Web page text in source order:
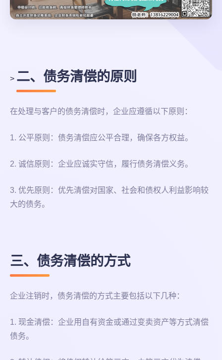
> 二、债务清偿的原则
在处理与客户的债务清偿时，企业应遵循以下原则：
1. 公平原则：债务清偿应公平合理，确保各方权益。
2. 诚信原则：企业应诚实守信，履行债务清偿义务。
3. 优先原则：优先清偿对国家、社会和债权人利益影响较
大的债务。
三、债务清偿的方式
企业注销时，债务清偿的方式主要包括以下几种：
1. 现金清偿：企业用自有资金或通过变卖资产等方式清偿
债务。